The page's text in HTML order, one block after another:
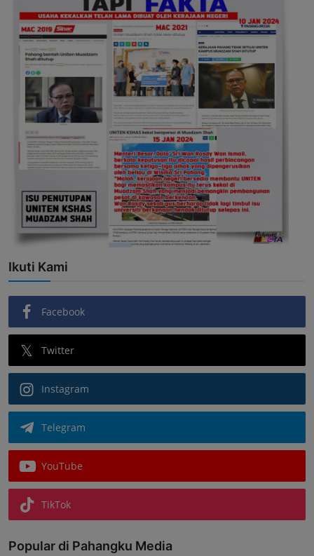
Ikuti Kami
Facebook
Twitter
Instagram
Telegram
YouTube
TikTok
Popular di Pahangku Media